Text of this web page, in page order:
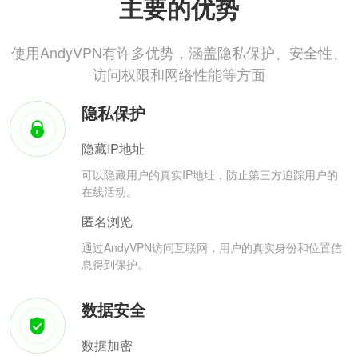
主要的优势
使用AndyVPN有许多优势，涵盖隐私保护、安全性、
访问权限和网络性能等方面
隐私保护
隐藏IP地址
可以隐藏用户的真实IP地址，防止第三方追踪用户的
在线活动。
匿名浏览
通过AndyVPN访问互联网，用户的真实身份和位置信
息得到保护。
数据安全
数据加密